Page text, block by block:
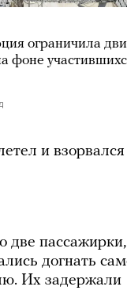
ограничила
фоне
и
две
догнать
Их задержали